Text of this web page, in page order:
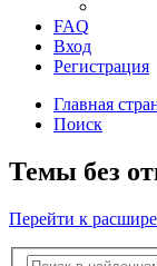
FAQ
Вход
Регистрация
Главная
Поиск
Темы без
Перейти к